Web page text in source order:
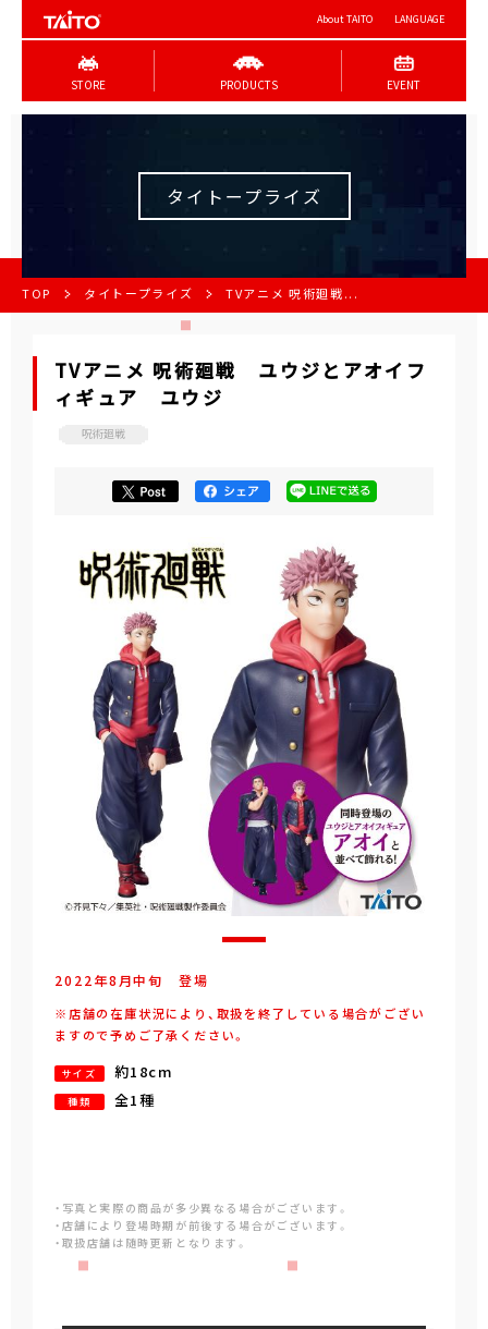
About TAITO LANGUAGE
STORE PRODUCTS EVENT
タイトープライズ
TOP タイトープライズ TVアニメ 呪術廻戦...
TVアニメ 呪術廻戦 ユウジとアオイフ
ィギュア ユウジ
呪術廻戦
2022年8 月中旬 登場
※店舗の在庫状況により、取扱を終了している場合がござい
ますので予めご了承ください。
サイズ 約18cm
種類 全1種
・写真と実際の商品が多少異なる場合がございます。
・店舗により登場時期が前後する場合がございます。
・取扱店舗は随時更新となります。